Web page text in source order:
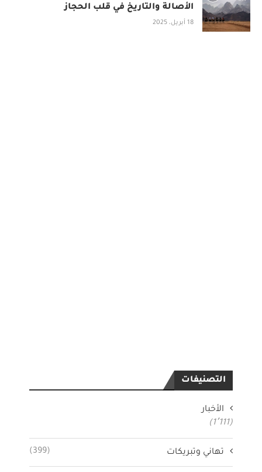
الأصالة والتاريخ في قلب الحجاز
18 أبريل، 2025
التصنيفات
الأخبار
(1٬111)
تهاني وتبريكات (399)